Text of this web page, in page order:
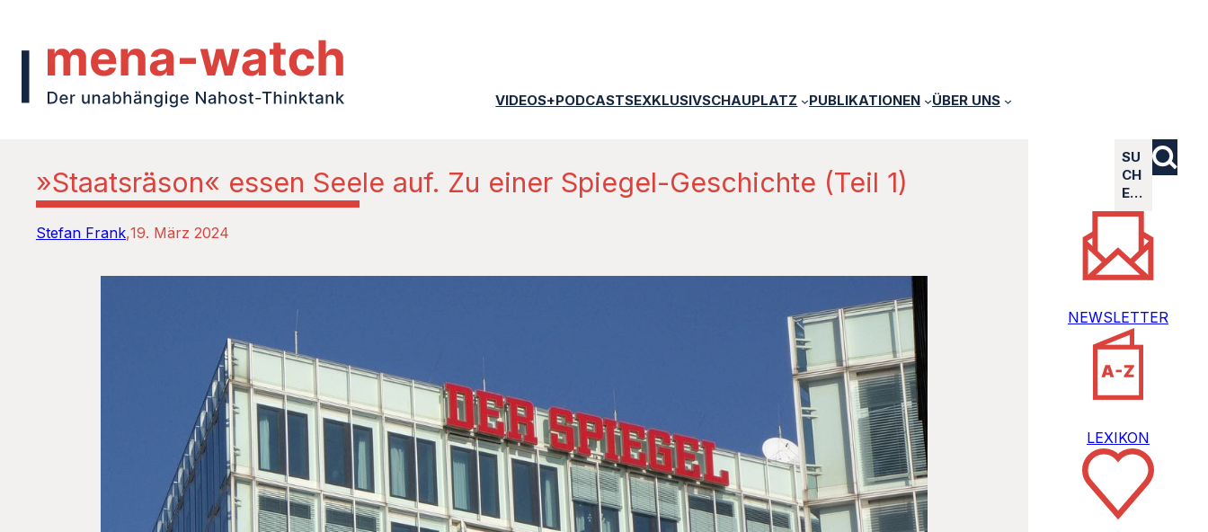
VIDEOS+PODCASTSEXKLUSIVSCHAUPLATZ PUBLIKATIONEN ÜBER UNS
»Staatsräson« essen Seele auf. Zu einer Spiegel-Geschichte (Teil 1)
Stefan Frank 19. März 2024
SU
CH
E…
NEWSLETTER
LEXIKON